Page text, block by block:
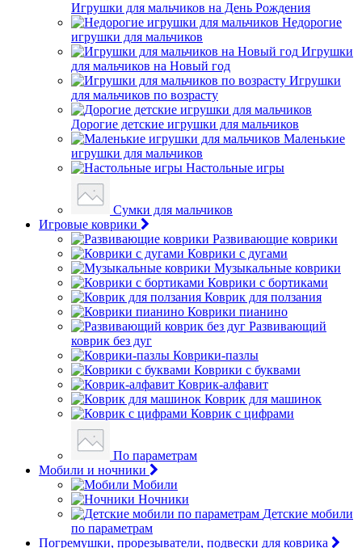
Игрушки для мальчиков на День Рождения
Недорогие
игрушки для мальчиков
Игрушки
для мальчиков на Новый год
Игрушки
для мальчиков по возрасту
Дорогие детские игрушки для мальчиков
Маленькие
игрушки для мальчиков
Настольные игры
Сумки для мальчиков
Игровые коврики
Развивающие коврики
Коврики с дугами
Музыкальные коврики
Коврики с бортиками
Коврик для ползания
Коврики пианино
Развивающий
коврик без дуг
Коврики-пазлы
Коврики с буквами
Коврик-алфавит
Коврик для машинок
Коврик с цифрами
По параметрам
Мобили и ночники
Мобили
Ночники
Детские мобили
по параметрам
Погремушки, прорезыватели, подвески для коврика